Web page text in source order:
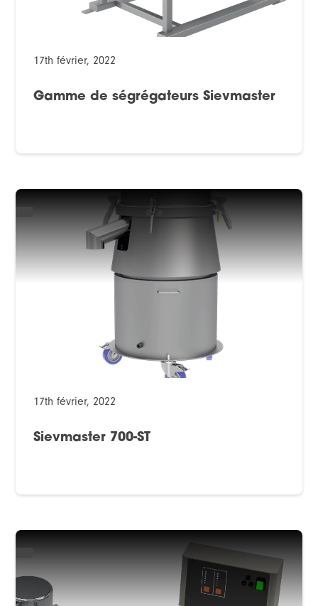
17th février, 2022
Gamme de ségrégateurs Sievmaster
17th février, 2022
Sievmaster 700-ST